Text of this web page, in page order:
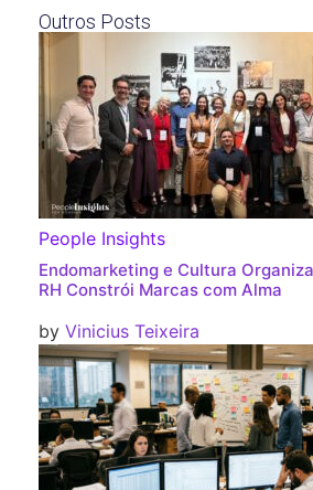
Outros Posts
People Insights
Endomarketing e Cultura
RH Constrói Marcas com Alma
by Vinicius Teixeira